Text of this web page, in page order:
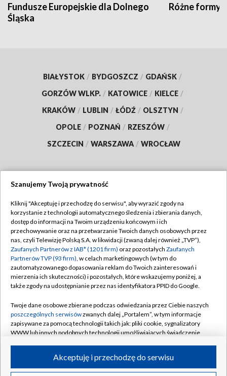
Fundusze Europejskie dla Dolnego
Śląska
Różne formy
BIAŁYSTOK / BYDGOSZCZ / GDAŃSK /
GORZÓW WLKP. / KATOWICE / KIELCE /
KRAKÓW / LUBLIN / ŁÓDŹ / OLSZTYN /
OPOLE / POZNAŃ / RZESZÓW /
SZCZECIN / WARSZAWA / WROCŁAW
TVP
Abonament TVP
Emisja w TVP
Centrum informacji TVP
Naziemna Telewizja Cyfrowa
Rada Programowa
System NOS
Informacje o nadawcy
Program dla prasy
Regulamin TVP
Polityka prywatności
Moje zgody
Pomoc
Kontakt
Kanały
©2026 Telewizja Polska S.A. w likwidacji
Szanujemy Twoją prywatność
Kliknij "Akceptuję i przechodzę do serwisu", aby wyrazić zgody na
korzystanie z technologii automatycznego śledzenia i zbierania danych,
dostęp do informacji na Twoim urządzeniu końcowym i ich
przechowywanie oraz na przetwarzanie Twoich danych osobowych przez
nas, czyli Telewizję Polską S.A. w likwidacji (zwaną dalej również „TVP”),
Zaufanych Partnerów z IAB* (1201 firm) oraz pozostałych Zaufanych
Partnerów TVP (93 firm), w celach marketingowych (w tym do
zautomatyzowanego dopasowania reklam do Twoich zainteresowań i
mierzenia ich skuteczności) i pozostałych, które wskazujemy poniżej, a
także zgody na udostępnianie przez nas identyfikatora PPID do Google.
Twoje dane osobowe zbierane podczas odwiedzania przez Ciebie naszych
poszczególnych serwisówzwanych dalej „Portalem”, w tym informacje
zapisywane za pomocą technologii takich jak: pliki cookie, sygnalizatory
WWW lub innych podobnych technologii umożliwiających świadczenie
ruchu w Internecie.Akceptuję i przechodzę do serwisu